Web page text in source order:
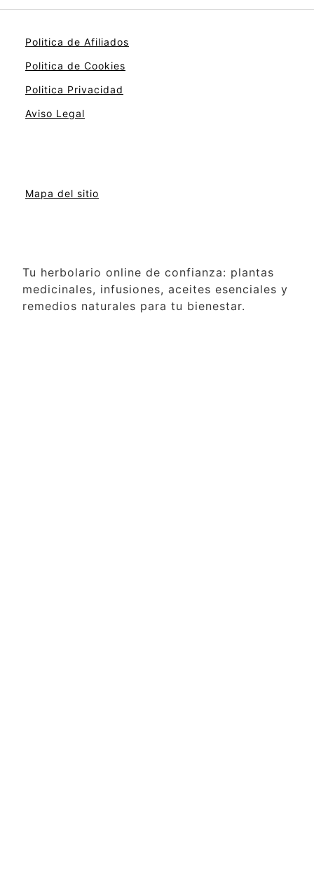
Politica de Afiliados
Politica de Cookies
Politica Privacidad
Aviso Legal
Mapa del sitio
Tu herbolario online de confianza: plantas
medicinales, infusiones, aceites esenciales y
remedios naturales para tu bienestar.